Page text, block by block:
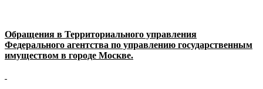
Обращения в Территориального управления
Федерального агентства по управлению государственным
имуществом в городе Москве.